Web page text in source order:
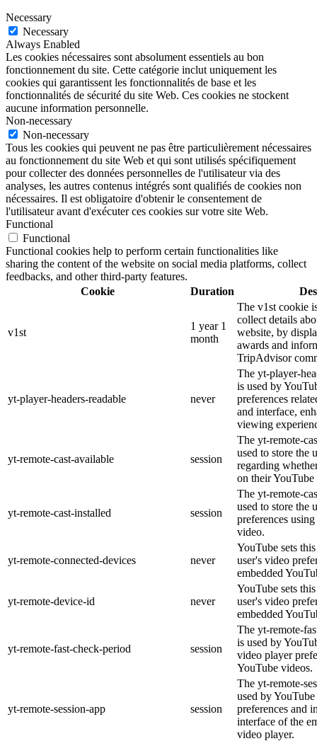
Necessary
Necessary
Always Enabled
Les cookies nécessaires sont absolument essentiels au bon
fonctionnement du site. Cette catégorie inclut uniquement les
cookies qui garantissent les fonctionnalités de base et les
fonctionnalités de sécurité du site Web. Ces cookies ne stockent
aucune information personnelle.
Non-necessary
Non-necessary
Tous les cookies qui peuvent ne pas être particulièrement nécessaires
au fonctionnement du site Web et qui sont utilisés spécifiquement
pour collecter des données personnelles de l'utilisateur via des
analyses, les autres contenus intégrés sont qualifiés de cookies non
nécessaires. Il est obligatoire d'obtenir le consentement de
l'utilisateur avant d'exécuter ces cookies sur votre site Web.
Functional
Functional
Functional cookies help to perform certain functionalities like
sharing the content of the website on social media platforms, collect
feedbacks, and other third-party features.
Cookie
Duration
v1st
1 year 1
month
The v1st cookie
collect details
website, by
awards and
TripAdvisor
yt-player-headers-readable never
The yt-player-
is used by
preferences
and interface,
viewing
yt-remote-cast-available session
The yt-remote-
used to store the
regarding
on their
yt-remote-cast-installed session
The yt-remote-
used to store the
preferences
video.
yt-remote-connected-devices never
YouTube sets
user's video
embedded
yt-remote-device-id never
YouTube sets
user's video
embedded
yt-remote-fast-check-period session
The yt-remote-
is used by
video player
YouTube videos.
yt-remote-session-app session
The yt-remote-
used by
preferences and
interface of the
video player.